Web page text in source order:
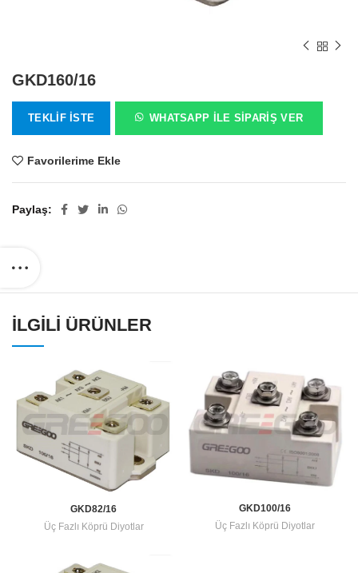
GKD160/16
TEKLIF İSTE WHATSAPP ILE SIPARIŞ VER
Favorilerime Ekle
Paylaş
İLGILI ÜRÜNLER
GKD82/16
Üç Fazlı Köprü Diyotlar
GKD100/16
Üç Fazlı Köprü Diyotlar